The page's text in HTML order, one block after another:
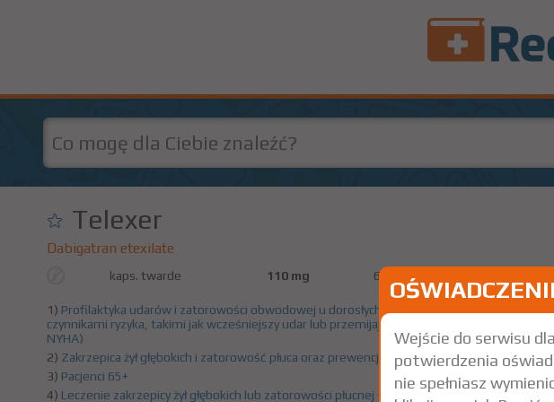
Telexer
Dabigatran etexilate
kaps. twarde 110 mg 60 szt.
1) Profilaktyka udarów i zatorowości obwodowej u dorosłych pacjentów z migotaniem
czynnikami ryzyka, takimi jak wcześniejszy udar lub przemijający napad niedokrwienny,
NYHA)
2) Zakrzepica żył głębokich i zatorowość płuca oraz prewencja nawrotów zakrzepicy żył
3) Pacjenci 65+
4) Leczenie zakrzepicy żył głębokich lub zatorowości płucnej - u osób powyżej 18 roku
Wejście do serwisu
potwierdzenia
nie spełniasz